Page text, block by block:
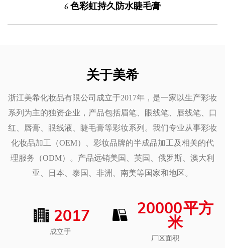
6 色彩虹持久防水睫毛膏
关于美希
浙江美希化妆品有限公司成立于2017年，是一家以生产彩妆
系列为主的独资企业，产品包括眉笔、眼线笔、唇线笔、口
红、唇膏、眼线液、睫毛膏等彩妆系列。我们专业从事彩妆
化妆品加工（OEM）、彩妆品牌的半成品加工及相关的代
理服务（ODM）。产品远销美国、英国、俄罗斯、澳大利
亚、日本、泰国、非洲、南美等国家和地区。
2017
成立于
20000平方
米
厂区面积